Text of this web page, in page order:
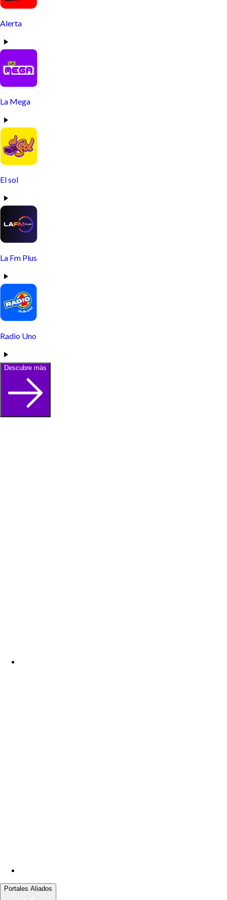
Alerta
La Mega
El sol
La Fm Plus
Radio Uno
Descubre más
Portales Aliados